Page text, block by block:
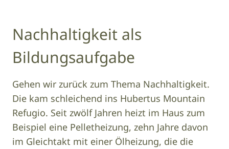
Nachhaltigkeit als
Bildungsaufgabe
Gehen wir zurück zum Thema Nachhaltigkeit.
Die kam schleichend ins Hubertus Mountain
Refugio. Seit zwölf Jahren heizt im Haus zum
Beispiel eine Pelletheizung, zehn Jahre davon
im Gleichtakt mit einer Ölheizung, die die